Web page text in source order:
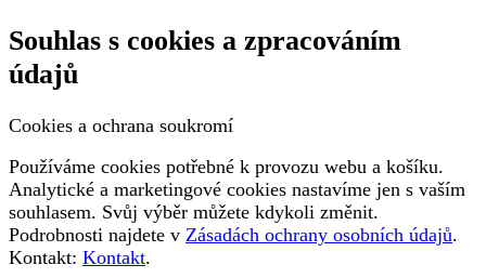
Souhlas s cookies a zpracováním
údajů
Cookies a ochrana soukromí
Používáme cookies potřebné k provozu webu a košíku.
Analytické a marketingové cookies nastavíme jen s vaším
souhlasem. Svůj výběr můžete kdykoli změnit.
Podrobnosti najdete v Zásadách ochrany osobních údajů.
Kontakt: Kontakt.